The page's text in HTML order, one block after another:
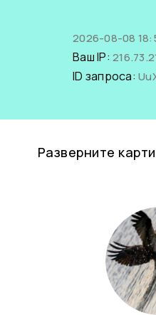
2026-08-08
Ваш IP:
ID запроса:
Разверните